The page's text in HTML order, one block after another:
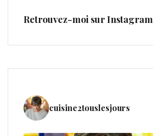
Retrouvez-moi sur Instagram
cuisine2touslesjours